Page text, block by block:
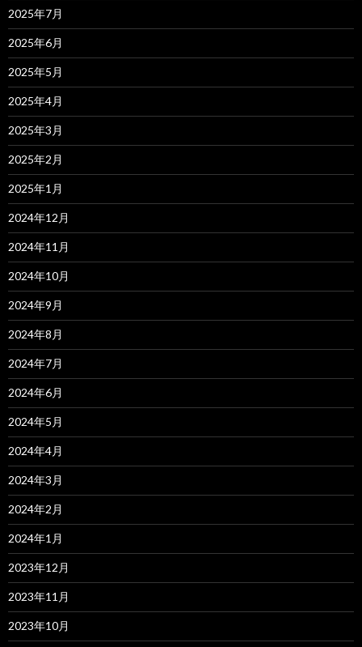
2025年7月
2025年6月
2025年5月
2025年4月
2025年3月
2025年2月
2025年1月
2024年12月
2024年11月
2024年10月
2024年9月
2024年8月
2024年7月
2024年6月
2024年5月
2024年4月
2024年3月
2024年2月
2024年1月
2023年12月
2023年11月
2023年10月